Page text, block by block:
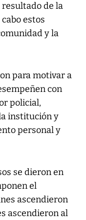
resultado de la
estos
y la
para motivar a
con
policial,
institución y
personal y
se dieron en
el
ascendieron
ascendieron al